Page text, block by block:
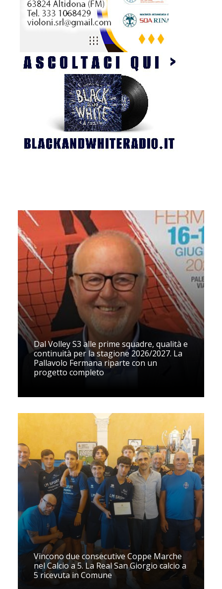
Dal Volley S3 alle prime squadre, qualità e
continuità per la stagione 2026/2027. La
Pallavolo Fermana riparte con un
progetto completo
Vincono due consecutive Coppe Marche
nel Calcio a 5. La Real San Giorgio calcio a
5 ricevuta in Comune